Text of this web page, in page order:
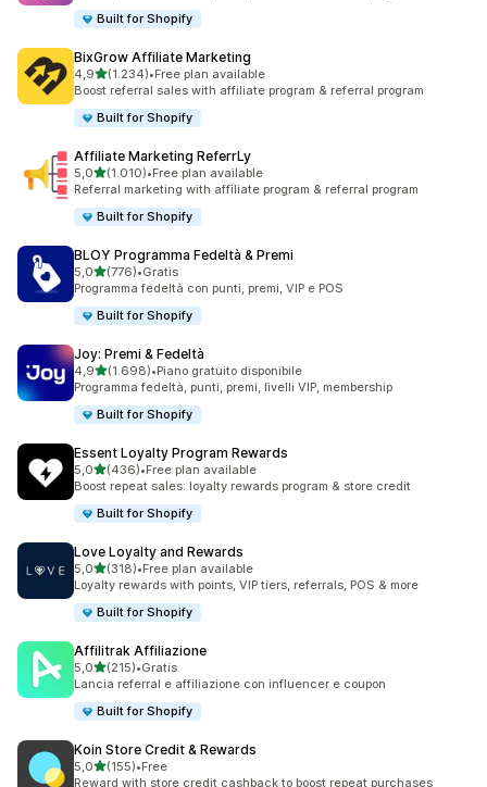
Built for Shopify
BixGrow Affiliate Marketing
4,9stelle su 5
(1.234)
1234 recensioni totali
•Free plan available
Boost referral sales with affiliate program & referral program
Built for Shopify
Affiliate Marketing ReferrLy
5,0stelle su 5
(1.010)
1010 recensioni totali
•Free plan available
Referral marketing with affiliate program & referral program
Built for Shopify
BLOY Programma Fedeltà & Premi
5,0stelle su 5
(776)
776 recensioni totali
•Gratis
Programma fedeltà con punti, premi, VIP e POS
Built for Shopify
Joy: Premi & Fedeltà
4,9stelle su 5
(1.698)
1698 recensioni totali
•Piano gratuito disponibile
Programma fedeltà, punti, premi, livelli VIP, membership
Built for Shopify
Essent Loyalty Program Rewards
5,0stelle su 5
(436)
436 recensioni totali
•Free plan available
Boost repeat sales: loyalty rewards program & store credit
Built for Shopify
Love Loyalty and Rewards
5,0stelle su 5
(318)
318 recensioni totali
•Free plan available
Loyalty rewards with points, VIP tiers, referrals, POS & more
Built for Shopify
Affilitrak Affiliazione
5,0stelle su 5
(215)
215 recensioni totali
•Gratis
Lancia referral e affiliazione con influencer e coupon
Built for Shopify
Koin Store Credit & Rewards
5,0stelle su 5
(155)
155 recensioni totali
•Free
Reward with store credit cashback to boost repeat purchases